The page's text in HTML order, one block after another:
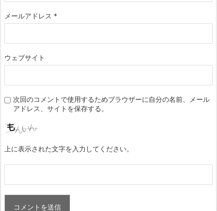
メールアドレス *
ウェブサイト
次回のコメントで使用するためブラウザーに自分の名前、メール
アドレス、サイトを保存する。
上に表示された文字を入力してください。